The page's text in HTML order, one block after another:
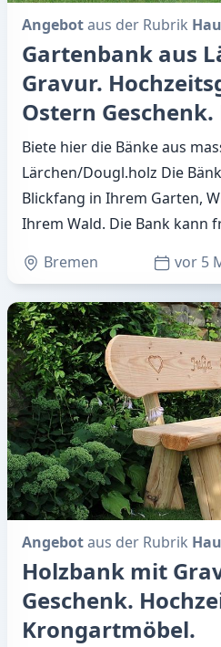
Angebotaus der Rubrik
Gartenbank aus
Gravur.
Ostern
Biete hier die Bänke aus
Lärchen/Dougl.holz Die
Blickfang in Ihrem Garten,
Ihrem Wald. Die Bank kann
Bremen
vor 5
Angebotaus der Rubrik
Holzbank mit
Geschenk.
Krongartmöbel.